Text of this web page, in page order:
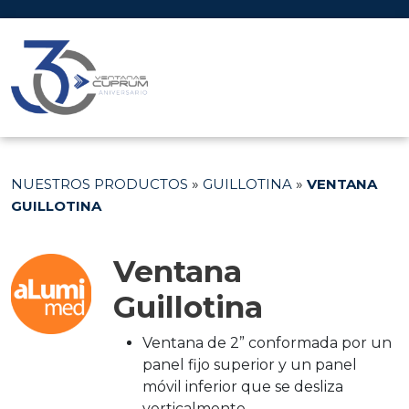
NUESTROS PRODUCTOS » GUILLOTINA » VENTANA
GUILLOTINA
Ventana
Guillotina
Ventana de 2” conformada por un
panel fijo superior y un panel
móvil inferior que se desliza